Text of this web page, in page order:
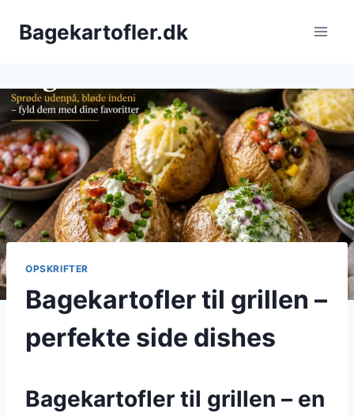
Bagekartofler.dk
OPSKRIFTER
Bagekartofler til grillen –
perfekte side dishes
Bagekartofler til grillen – en